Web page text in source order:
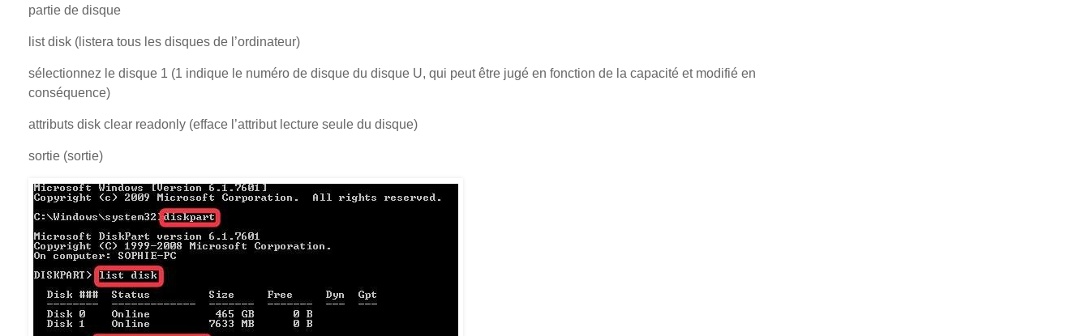
partie de disque
list disk (listera tous les disques de l’ordinateur)
sélectionnez le disque 1 (1 indique le numéro de disque du disque U, qui peut être jugé en fonction de la capacité et modifié en
conséquence)
attributs disk clear readonly (efface l’attribut lecture seule du disque)
sortie (sortie)